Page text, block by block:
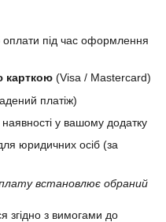
оплати під час оформлення
карткою (Visa / Mastercard)
платіж)
у вашому додатку
юридичних осіб (за
встановлює обраний
згідно з вимогами до